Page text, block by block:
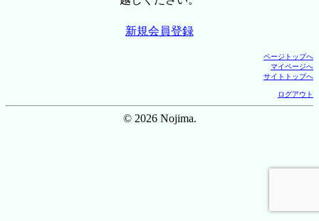
新規会員登録
ページトップへ
マイページへ
サイトトップへ
ログアウト
© 2026 Nojima.